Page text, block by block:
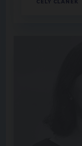
CELÝ ČLÁNEK